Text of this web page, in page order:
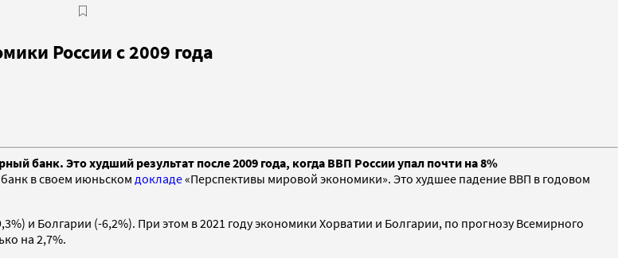
России с 2009 года
банк. Это худший результат после 2009 года, когда ВВП России упал почти на 8%
в своем июньском докладе«Перспективы мировой экономики». Это худшее падение ВВП в годовом
и Болгарии (-6,2%). При этом в 2021 году экономики Хорватии и Болгарии, по прогнозу Всемирного
на 2,7%.